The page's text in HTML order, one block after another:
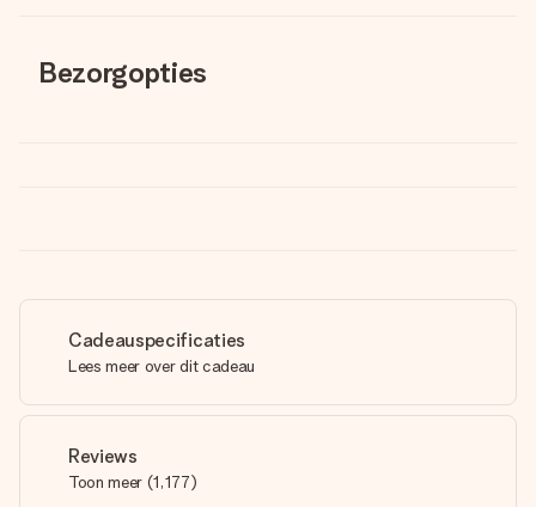
Bezorgopties
Cadeauspecificaties
Lees meer over dit cadeau
Reviews
Toon meer (1,177)